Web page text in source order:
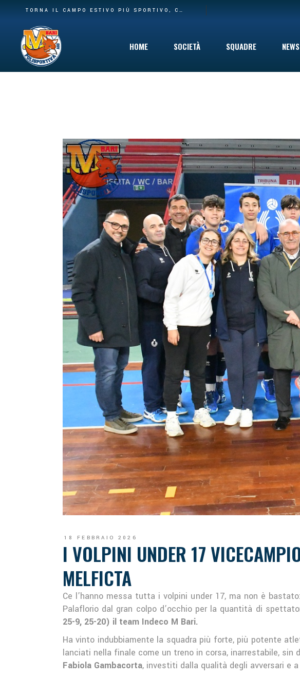
TORNA IL CAMPO ESTIVO PIÙ SPORTIVO, COINVOLGENTE E DIVERTENTE CHE C’È: DAL 10 GIUGNO VIA AL SUMMER CAMP DELLA POLISPORTIVA M BARI
HOME SOCIETÀ
Safeguarding
Cinque per Mille
Privacy Policy
SQUADRE NEWS
18 FEBBRAIO 2026
I VOLPINI UNDER 17
MELFICTA
Ce l’hanno messa tutta i volpini under 17, ma non è bastato:
Palaflorio dal gran colpo d’occhio per la quantità di
25-9, 25-20) il team Indeco M Bari.
Ha vinto indubbiamente la squadra più forte, più potente
lanciati nella finale come un treno in corsa, inarrestabile, sin
Fabiola Gambacorta, investiti dalla qualità degli avversari e